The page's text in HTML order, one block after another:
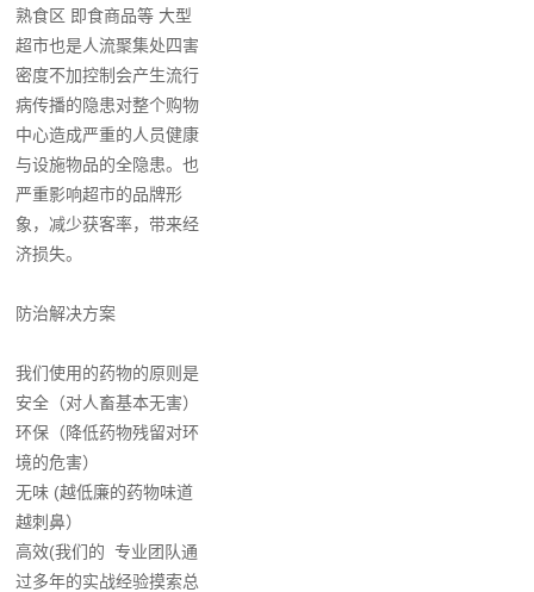
熟食区 即食商品等 大型
超市也是人流聚集处四害
密度不加控制会产生流行
病传播的隐患对整个购物
中心造成严重的人员健康
与设施物品的全隐患。也
严重影响超市的品牌形
象，减少获客率，带来经
济损失。
防治解决方案
我们使用的药物的原则是
安全（对人畜基本无害）
环保（降低药物残留对环
境的危害）
无味 (越低廉的药物味道
越刺鼻）
高效(我们的 专业团队通
过多年的实战经验摸索总